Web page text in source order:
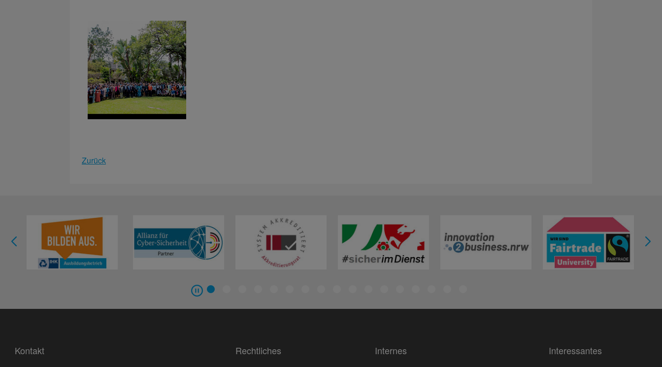
Zurück
Kontakt Rechtliches Internes Interessantes